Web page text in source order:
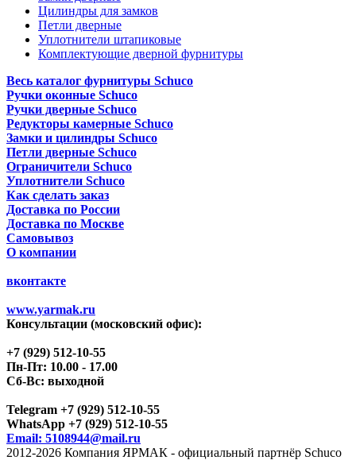
Цилиндры для замков
Петли дверные
Уплотнители штапиковые
Комплектующие дверной фурнитуры
Весь каталог фурнитуры Schuco
Ручки оконные Schuco
Ручки дверные Schuco
Редукторы камерные Schuco
Замки и цилиндры Schuco
Петли дверные Schuco
Ограничители Schuco
Уплотнители Schuco
Как сделать заказ
Доставка по России
Доставка по Москве
Самовывоз
О компании
вконтакте
www.yarmak.ru
Консультации (московский офис):
+7 (929) 512-10-55
Пн-Пт: 10.00 - 17.00
Сб-Вс: выходной
Telegram +7 (929) 512-10-55
WhatsApp +7 (929) 512-10-55
Email: 5108944@mail.ru
2012-2026 Компания ЯРМАК - официальный партнёр Schuco